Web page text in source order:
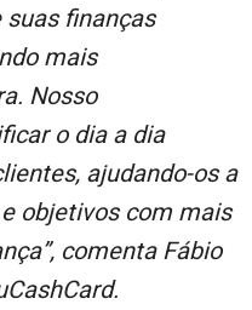
finanças
mais
Nosso
o dia a dia
ajudando-os a
objetivos com mais
comenta Fábio